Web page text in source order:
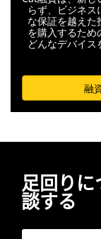
らず、ビジネ
な保証を越えた
を購入するため
どんなデバイ
融
足回りに
談する